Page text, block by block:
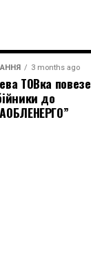
3 months ago
ТОВка повезе
до